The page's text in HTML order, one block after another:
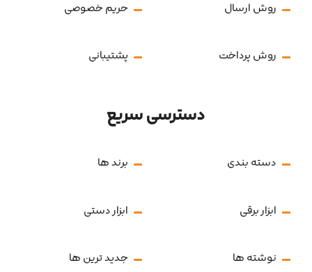
روش ارسال حریم خصوصی
روش پرداخت پشتیبانی
دسترسی سریع
دسته بندی برند ها
ابزار برقی ابزار دستی
نوشته ها جدید ترین ها